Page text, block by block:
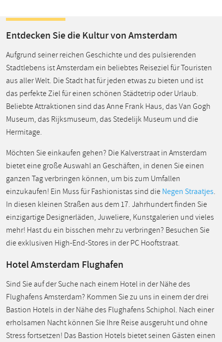
Entdecken Sie die Kultur von Amsterdam
Aufgrund seiner reichen Geschichte und des pulsierenden
Stadtlebens ist Amsterdam ein beliebtes Reiseziel für Touristen
aus aller Welt. Die Stadt hat für jeden etwas zu bieten und ist
das perfekte Ziel für einen schönen Städtetrip oder Urlaub.
Beliebte Attraktionen sind das Anne Frank Haus, das Van Gogh
Museum, das Rijksmuseum, das Stedelijk Museum und die
Hermitage.
Möchten Sie einkaufen gehen? Die Kalverstraat in Amsterdam
bietet eine große Auswahl an Geschäften, in denen Sie einen
ganzen Tag verbringen können, um bis zum Umfallen
einzukaufen! Ein Muss für Fashionistas sind dieNegen Straatjes.
In diesen kleinen Straßen aus dem 17. Jahrhundert finden Sie
einzigartige Designerläden, Juweliere, Kunstgalerien und vieles
mehr! Hast du ein bisschen mehr zu verbringen? Besuchen Sie
die exklusiven High-End-Stores in der PC Hooftstraat.
Hotel Amsterdam Flughafen
Sind Sie auf der Suche nach einem Hotel in der Nähe des
Flughafens Amsterdam? Kommen Sie zu uns in einem der drei
Bastion Hotels in der Nähe des Flughafens Schiphol. Nach einer
erholsamen Nacht können Sie Ihre Reise ausgeruht und ohne
Stress fortsetzen! Das Bastion Hotels bietet seinen Gästen einen